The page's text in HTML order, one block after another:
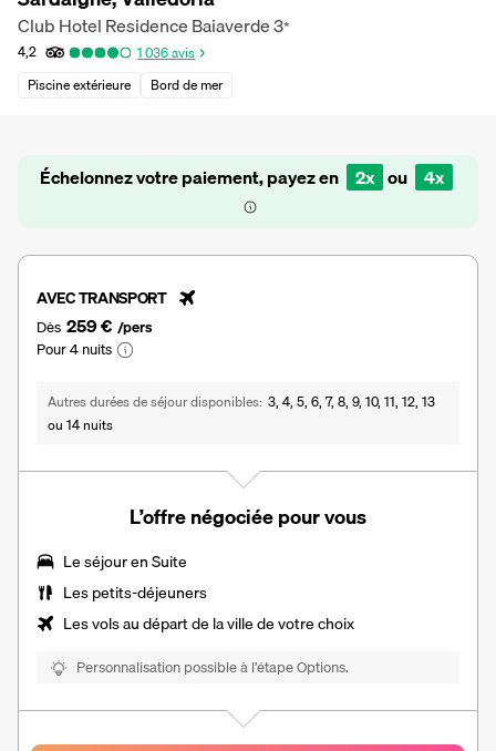
Club Hotel Residence Baiaverde3*
4,2 1 036avis
Piscine extérieure
Bord de mer
Échelonnez votre paiement, payez en 2x ou 4x
AVEC TRANSPORT
Dès 259 € /pers
Pour 4 nuits
Autres durées de séjour disponibles 3, 4, 5, 6, 7, 8, 9, 10, 11, 12, 13
ou 14 nuits
L’offre négociée pour vous
Le séjour enSuite
Lespetits-déjeuners
Les vols au départ de la ville de votre choix
Personnalisation possible à l’étape Options.